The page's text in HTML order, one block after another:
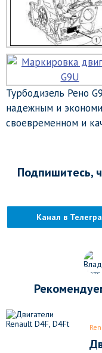
Турбодизель Рено
надежным и
своевременном и
Подпишитесь,
Канал в